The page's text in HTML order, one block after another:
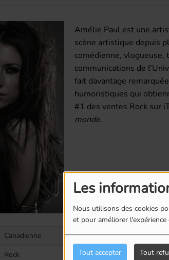
Les
Nous utilisons des cookies
et pour améliorer
Tout accepter Tout
Canadienne
Rock
Amélie Paul est une
scène artistique depuis
comédienne, vlogueuse,
communications de
fait davantage
humoristiques qui
#1 des ventes Rock sur
monde.